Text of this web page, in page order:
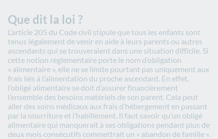
Que dit la loi ?
L’article 205 du Code civil stipule que tous les enfants sont
tenus légalement de venir en aide à leurs parents ou autres
ascendants qui se trouveraient dans une situation difficile. Si
cette notion réglementaire porte le nom d’obligation
« alimentaire », elle ne se limite pourtant pas uniquement aux
frais liés à l’alimentation du proche ascendant. En effet,
l’obligé alimentaire se doit d’assurer financièrement
l’ensemble des besoins matériels de son parent. Cela peut
aller des soins médicaux aux frais d’hébergement en passant
par la nourriture et l’habillement. Il faut savoir qu’un obligé
alimentaire qui manquerait à ses obligations pendant plus de
deux mois consécutifs commettrait un « abandon de famille ».